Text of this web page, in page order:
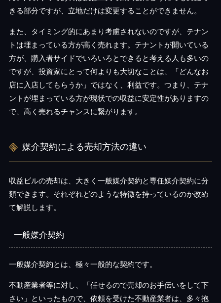
きる部分ですが、立地だけは変更することができません。
また、タイミング的にあまり考慮されないのですが、テナン
トは埋まっている方が高く売れます。テナントが開いている
方が、購入者サイドでいろいろとできると考える人も多いの
ですが、投資家にとって何よりも大切なことは、「どんなお
店に入店してもらうか」ではなく、利益です。つまり、テナ
ントが埋まっている方が現状での収益に安定性がありますの
で、高く売れるチャンスに繋がります。
媒介契約による売却方法の違い
収益ビルの売却は、大きく一般媒介契約と専任媒介契約に分
類できます。それぞれどのような特徴を持っているのか改め
て解説します。
一般媒介契約
一般媒介契約とは、極々一般的な契約です。
不動産業者等に対し、「任せるので売却のお手伝いをして下
さい」といったもので、依頼を受けた不動産業者は、多々抱